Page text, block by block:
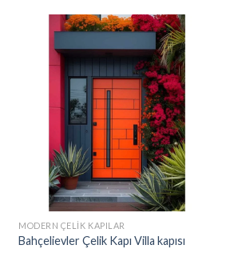
MODERN ÇELIK KAPILAR
Bahçelievler Çelik Kapı Villa kapısı